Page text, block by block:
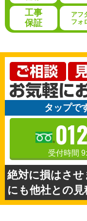
工事
保証
アフ
フォ
タップで
受付時間
絶対に損はさ
にも他社との見